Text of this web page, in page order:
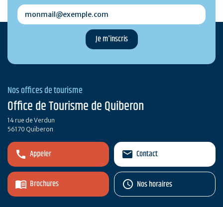
monmail@exemple.com
Nos offices de tourisme
Office de Tourisme de Quiberon
14 rue de Verdun
56170 Quiberon
Appeler
Brochures
Contact
Nos horaires